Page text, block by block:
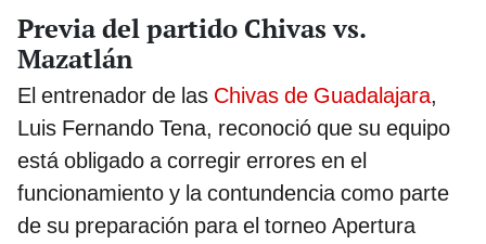
Previa del partido Chivas vs.
Mazatlán
El entrenador de las Chivas de Guadalajara,
Luis Fernando Tena, reconoció que su equipo
está obligado a corregir errores en el
funcionamiento y la contundencia como parte
de su preparación para el torneo Apertura